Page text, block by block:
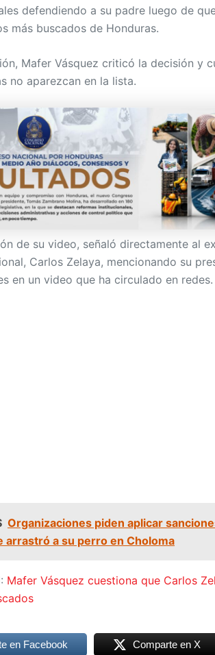
defendiendo a su padre luego de
más buscados de Honduras.
Mafer Vásquez criticó la decisión y
no aparezcan en la lista.
de su video, señaló directamente al
Carlos Zelaya, mencionando su
en un video que ha circulado en
Organizaciones piden aplicar
arrastró a su perro en Choloma
Mafer Vásquez cuestiona que Carlos
en Facebook Comparte en X